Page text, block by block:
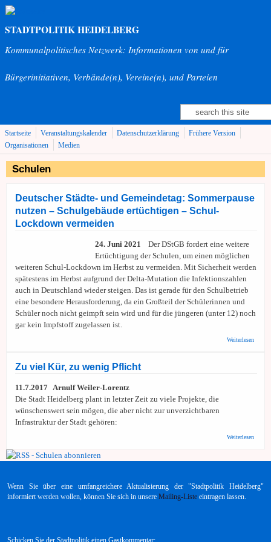
Direkt zum Inhalt
STADTPOLITIK HEIDELBERG
Kommunalpolitisches Netzwerk: Informationen von und für
Bürgerinitiativen, Verbände(n), Vereine(n), und Parteien
Suchformular
Suche
Startseite Veranstaltungskalender Datenschutzerklärung
Frühere Version
Organisationen
Medien
Schulen
Deutscher Städte- und Gemeindetag: Sommerpause
nutzen – Schulgebäude ertüchtigen – Schul-
Lockdown vermeiden
24. Juni 2021 Der DStGB fordert eine weitere
Ertüchtigung der Schulen, um einen möglichen
weiteren Schul-Lockdown im Herbst zu vermeiden. Mit Sicherheit werden
spätestens im Herbst aufgrund der Delta-Mutation die Infektionszahlen
auch in Deutschland wieder steigen. Das ist gerade für den Schulbetrieb
eine besondere Herausforderung, da ein Großteil der Schülerinnen und
Schüler noch nicht geimpft sein wird und für die jüngeren (unter 12) noch
gar kein Impfstoff zugelassen ist.
Weiterlesen
Zu viel Kür, zu wenig Pflicht
11.7.2017 Arnulf Weiler-Lorentz
Die Stadt Heidelberg plant in letzter Zeit zu viele Projekte, die
wünschenswert sein mögen, die aber nicht zur unverzichtbaren
Infrastruktur der Stadt gehören:
Weiterlesen
Kür,
Pflicht
Wenn Sie über eine umfangreichere Aktualisierung der "Stadtpolitik Heidelberg"
informiert werden wollen, können Sie sich in unsere Mailing-Liste eintragen lassen.